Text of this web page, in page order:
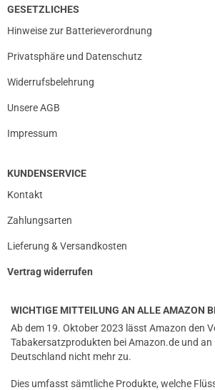
prev
GESETZLICHES
Hinweise zur Batterieverordnung
Privatsphäre und Datenschutz
Widerrufsbelehrung
Unsere AGB
Impressum
KUNDENSERVICE
Kontakt
Zahlungsarten
Lieferung & Versandkosten
Vertrag widerrufen
WICHTIGE MITTEILUNG AN ALLE AMAZON
Ab dem 19. Oktober 2023 lässt Amazon den
Tabakersatzprodukten bei Amazon.de und an
Deutschland nicht mehr zu.
Dies umfasst sämtliche Produkte, welche